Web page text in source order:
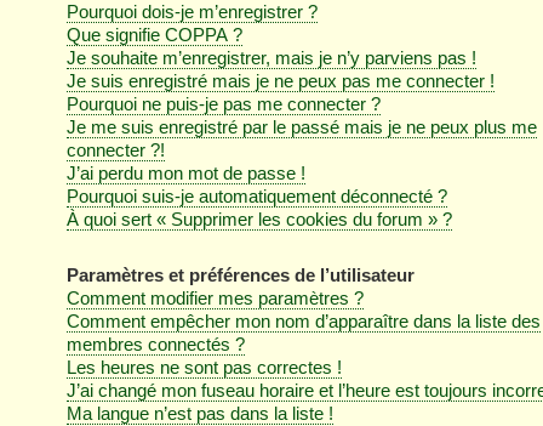
Pourquoi dois-je m’enregistrer ?
Que signifie COPPA ?
Je souhaite m’enregistrer, mais je n’y parviens pas !
Je suis enregistré mais je ne peux pas me connecter !
Pourquoi ne puis-je pas me connecter ?
Je me suis enregistré par le passé mais je ne peux plus me
connecter ?!
J’ai perdu mon mot de passe !
Pourquoi suis-je automatiquement déconnecté ?
À quoi sert « Supprimer les cookies du forum » ?
Paramètres et préférences de l’utilisateur
Comment modifier mes paramètres ?
Comment empêcher mon nom d’apparaître dans la liste des
membres connectés ?
Les heures ne sont pas correctes !
J’ai changé mon fuseau horaire et l’heure est toujours
Ma langue n’est pas dans la liste !